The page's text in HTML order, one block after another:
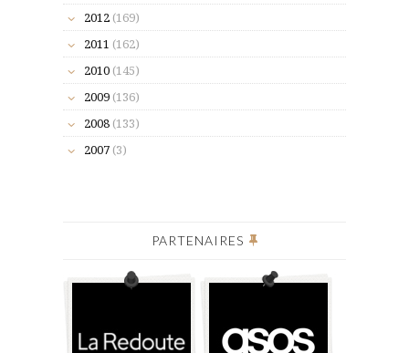
2012 (169)
2011 (162)
2010 (145)
2009 (136)
2008 (133)
2007 (3)
PARTENAIRES